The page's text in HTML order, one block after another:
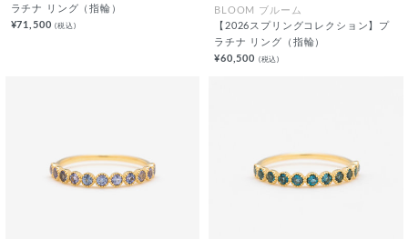
ラチナ リング（指輪）
¥71,500(税込)
BLOOM ブルーム
【2026スプリングコレクション】プ
ラチナ リング（指輪）
¥60,500 (税込)